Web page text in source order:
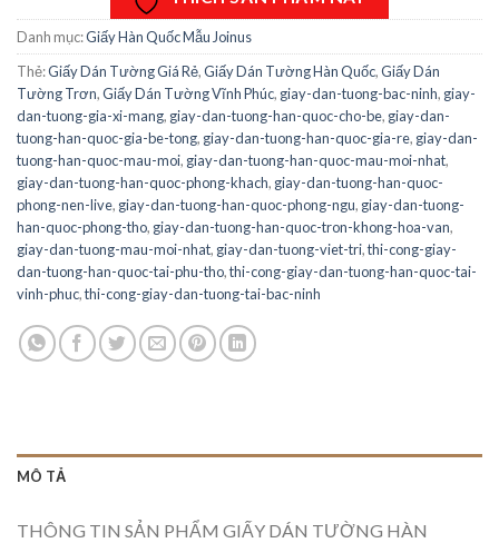
Danh mục:Giấy Hàn Quốc Mẫu Joinus
Thẻ:Giấy Dán Tường Giá Rẻ,Giấy Dán Tường Hàn Quốc,Giấy Dán
Tường Trơn,Giấy Dán Tường Vĩnh Phúc, giay-dan-tuong-bac-ninh, giay-
dan-tuong-gia-xi-mang, giay-dan-tuong-han-quoc-cho-be, giay-dan-
tuong-han-quoc-gia-be-tong, giay-dan-tuong-han-quoc-gia-re, giay-dan-
tuong-han-quoc-mau-moi, giay-dan-tuong-han-quoc-mau-moi-nhat,
giay-dan-tuong-han-quoc-phong-khach, giay-dan-tuong-han-quoc-
phong-nen-live, giay-dan-tuong-han-quoc-phong-ngu, giay-dan-tuong-
han-quoc-phong-tho, giay-dan-tuong-han-quoc-tron-khong-hoa-van,
giay-dan-tuong-mau-moi-nhat, giay-dan-tuong-viet-tri,thi-cong-giay-
dan-tuong-han-quoc-tai-phu-tho,thi-cong-giay-dan-tuong-han-quoc-tai-
vinh-phuc,thi-cong-giay-dan-tuong-tai-bac-ninh
MÔ TẢ
THÔNG TIN SẢN PHẨM GIẤY DÁN TƯỜNG HÀN